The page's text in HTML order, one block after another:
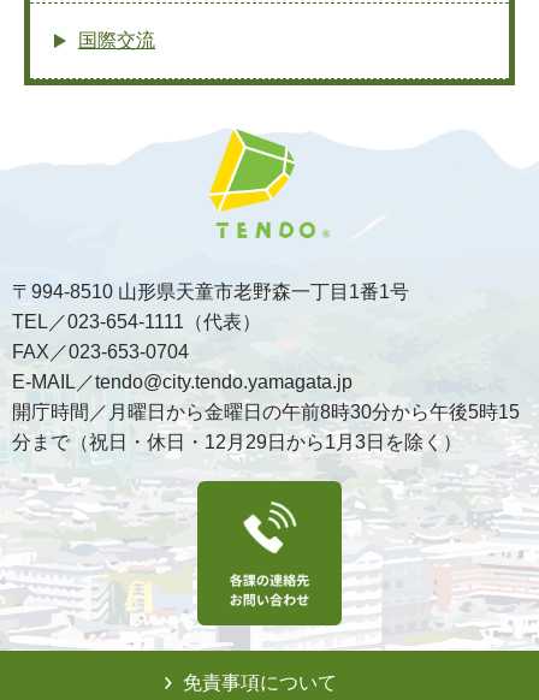
国際交流
〒994-8510 山形県天童市老野森一丁目1番1号
TEL／023-654-1111（代表）
FAX／023-653-0704
E-MAIL／tendo@city.tendo.yamagata.jp
開庁時間／月曜日から金曜日の午前8時30分から午後5時15
分まで（祝日・休日・12月29日から1月3日を除く）
免責事項について